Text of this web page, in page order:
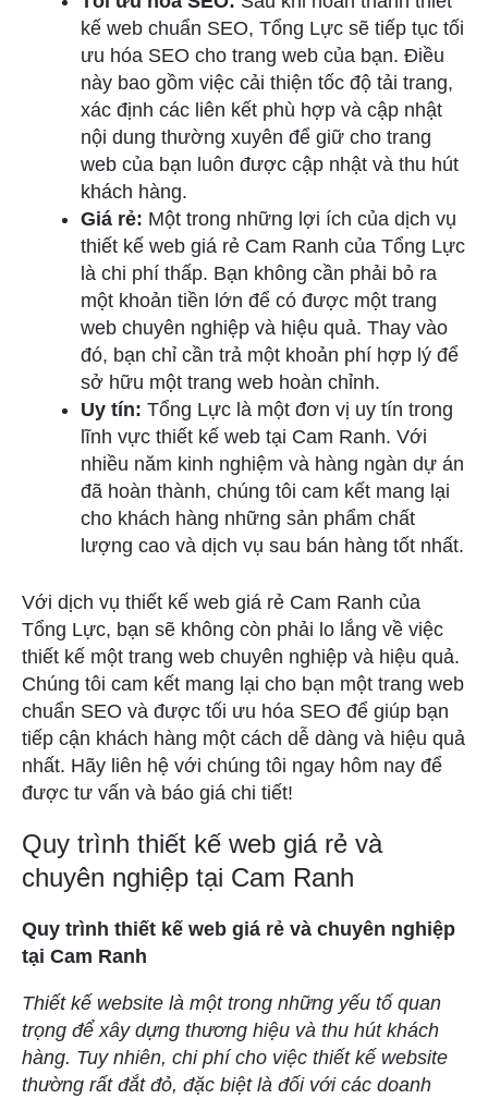
kế web chuẩn SEO, Tổng Lực sẽ tiếp tục tối
ưu hóa SEO cho trang web của bạn. Điều
này bao gồm việc cải thiện tốc độ tải trang,
xác định các liên kết phù hợp và cập nhật
nội dung thường xuyên để giữ cho trang
web của bạn luôn được cập nhật và thu hút
khách hàng.
Giá rẻ: Một trong những lợi ích của dịch vụ
thiết kế web giá rẻ Cam Ranh của Tổng Lực
là chi phí thấp. Bạn không cần phải bỏ ra
một khoản tiền lớn để có được một trang
web chuyên nghiệp và hiệu quả. Thay vào
đó, bạn chỉ cần trả một khoản phí hợp lý để
sở hữu một trang web hoàn chỉnh.
Uy tín: Tổng Lực là một đơn vị uy tín trong
lĩnh vực thiết kế web tại Cam Ranh. Với
nhiều năm kinh nghiệm và hàng ngàn dự án
đã hoàn thành, chúng tôi cam kết mang lại
cho khách hàng những sản phẩm chất
lượng cao và dịch vụ sau bán hàng tốt nhất.
Với dịch vụ thiết kế web giá rẻ Cam Ranh của
Tổng Lực, bạn sẽ không còn phải lo lắng về việc
thiết kế một trang web chuyên nghiệp và hiệu quả.
Chúng tôi cam kết mang lại cho bạn một trang web
chuẩn SEO và được tối ưu hóa SEO để giúp bạn
tiếp cận khách hàng một cách dễ dàng và hiệu quả
nhất. Hãy liên hệ với chúng tôi ngay hôm nay để
được tư vấn và báo giá chi tiết!
Quy trình thiết kế web giá rẻ và
chuyên nghiệp tại Cam Ranh
Quy trình thiết kế web giá rẻ và chuyên nghiệp
tại Cam Ranh
Thiết kế website là một trong những yếu tố quan
trọng để xây dựng thương hiệu và thu hút khách
hàng. Tuy nhiên, chi phí cho việc thiết kế website
thường rất đắt đỏ, đặc biệt là đối với các doanh